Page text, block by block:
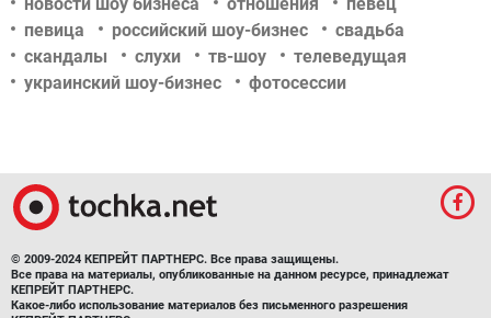
певица
российский шоу-бизнес
свадьба
скандалы
слухи тв-шоу
телеведущая
украинский шоу-бизнес
фотосессии
© 2009-2024 КЕПРЕЙТ ПАРТНЕРС. Все права защищены.
Все права на материалы, опубликованные на данном ресурсе, принадлежат
КЕПРЕЙТ ПАРТНЕРС.
Какое-либо использование материалов без письменного разрешения